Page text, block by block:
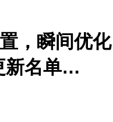
，瞬间优化
新名单…